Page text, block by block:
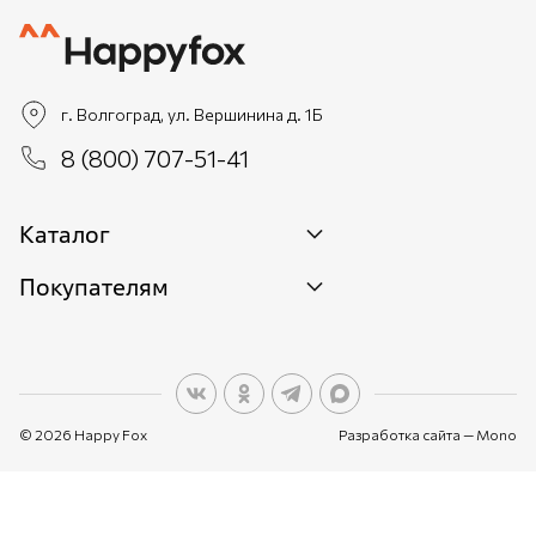
г. Волгоград, ул. Вершинина д. 1Б
8 (800) 707-51-41
Каталог
Новинки
Покупателям
О персональных данных
© 2026 Happy Fox Разработка сайта — Mono